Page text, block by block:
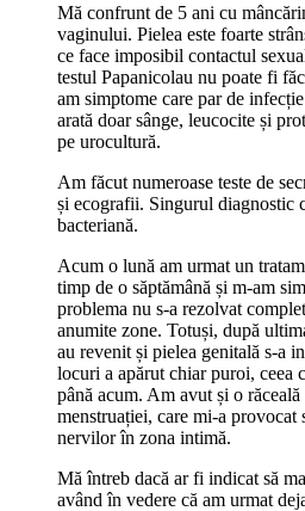
Mă confrunt de 5 ani cu
vaginului. Pielea este foarte
ce face imposibil contactul
testul Papanicolau nu poate fi
am simptome care par de
arată doar sânge, leucocite și
pe urocultură.
Am făcut numeroase teste de
și ecografii. Singurul diagnostic
bacteriană.
Acum o lună am urmat un
timp de o săptămână și m-am
problema nu s-a rezolvat
anumite zone. Totuși, după
au revenit și pielea genitală s-a
locuri a apărut chiar puroi, ceea
până acum. Am avut și o
menstruației, care mi-a provocat
nervilor în zona intimă.
Mă întreb dacă ar fi indicat să
având în vedere că am urmat